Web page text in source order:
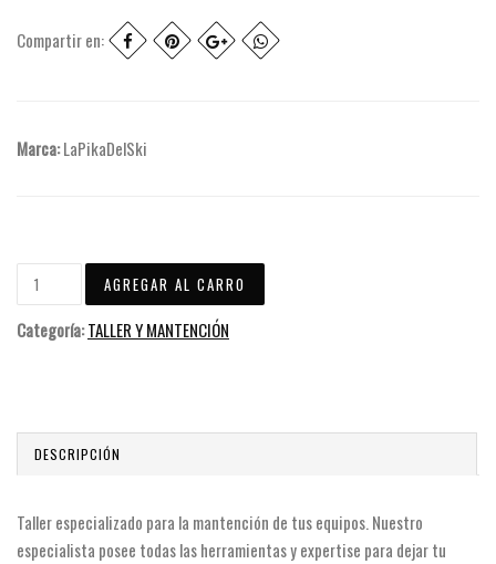
Compartir en:
Marca:LaPikaDelSki
Categoría:TALLER Y MANTENCIÓN
DESCRIPCIÓN
Taller especializado para la mantención de tus equipos. Nuestro
especialista posee todas las herramientas y expertise para dejar tu